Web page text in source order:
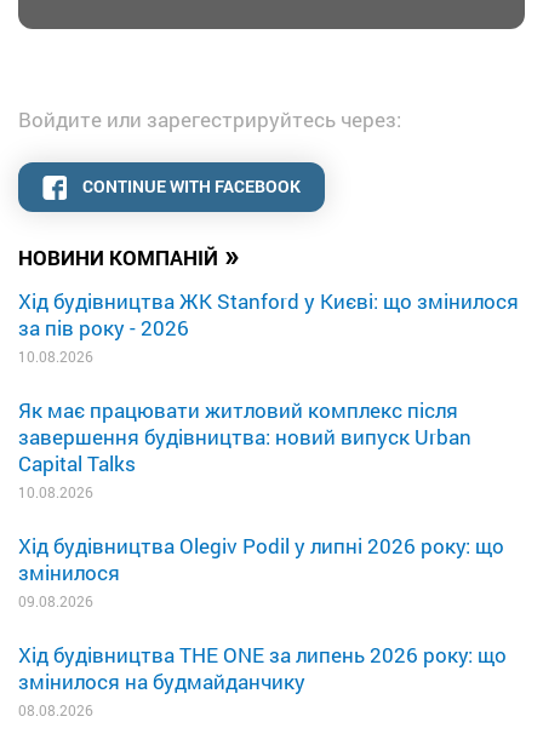
НОВИНИ КОМПАНІЙ »
Хід будівництва ЖК Stanford у Києві: що змінилося
за пів року - 2026
10.08.2026
Як має працювати житловий комплекс після
завершення будівництва: новий випуск Urban
Capital Talks
10.08.2026
Хід будівництва Olegiv Podil у липні 2026 року: що
змінилося
09.08.2026
Хід будівництва THE ONE за липень 2026 року: що
змінилося на будмайданчику
08.08.2026
Войдите или зарегестрируйтесь через:
CONTINUE WITH FACEBOOK